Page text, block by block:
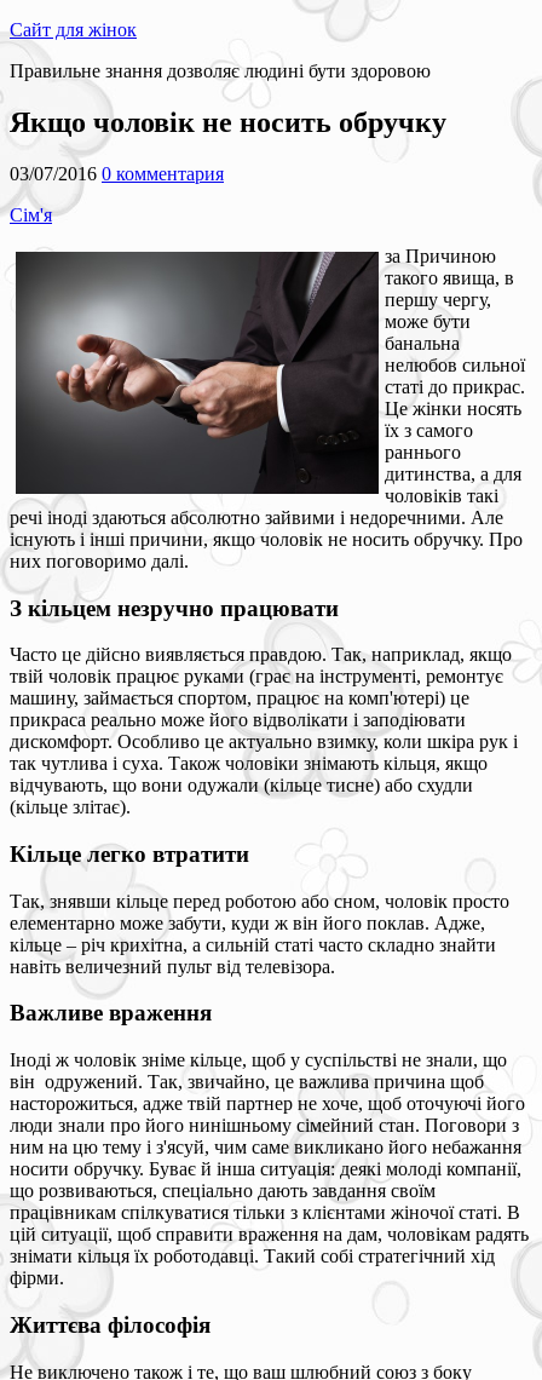
Сайт для жінок
Правильне знання дозволяє людині бути здоровою
Якщо чоловік не носить обручку
03/07/2016 0 комментария
Сім'я
за Причиною
такого явища, в
першу чергу,
може бути
банальна
нелюбов сильної
статі до прикрас.
Це жінки носять
їх з самого
раннього
дитинства, а для
чоловіків такі
речі іноді здаються абсолютно зайвими і недоречними. Але
існують і інші причини, якщо чоловік не носить обручку. Про
них поговоримо далі.
З кільцем незручно працювати
Часто це дійсно виявляється правдою. Так, наприклад, якщо
твій чоловік працює руками (грає на інструменті, ремонтує
машину, займається спортом, працює на комп'ютері) це
прикраса реально може його відволікати і заподіювати
дискомфорт. Особливо це актуально взимку, коли шкіра рук і
так чутлива і суха. Також чоловіки знімають кільця, якщо
відчувають, що вони одужали (кільце тисне) або схудли
(кільце злітає).
Кільце легко втратити
Так, знявши кільце перед роботою або сном, чоловік просто
елементарно може забути, куди ж він його поклав. Адже,
кільце – річ крихітна, а сильній статі часто складно знайти
навіть величезний пульт від телевізора.
Важливе враження
Іноді ж чоловік зніме кільце, щоб у суспільстві не знали, що
він одружений. Так, звичайно, це важлива причина щоб
насторожиться, адже твій партнер не хоче, щоб оточуючі його
люди знали про його нинішньому сімейний стан. Поговори з
ним на цю тему і з'ясуй, чим саме викликано його небажання
носити обручку. Буває й інша ситуація: деякі молоді компанії,
що розвиваються, спеціально дають завдання своїм
працівникам спілкуватися тільки з клієнтами жіночої статі. В
цій ситуації, щоб справити враження на дам, чоловікам радять
знімати кільця їх роботодавці. Такий собі стратегічний хід
фірми.
Життєва філософія
Не виключено також і те, що ваш шлюбний союз з боку